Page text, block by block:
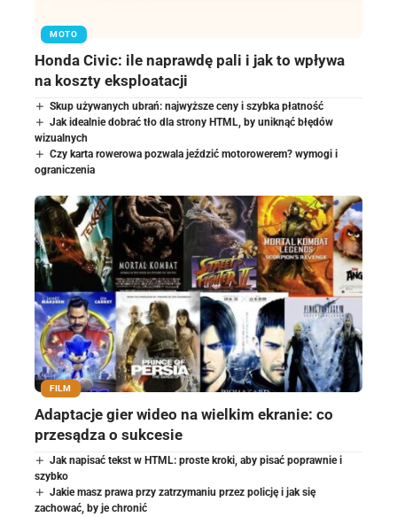
MOTO
Honda Civic: ile naprawdę pali i jak to wpływa
na koszty eksploatacji
Skup używanych ubrań: najwyższe ceny i szybka płatność
Jak idealnie dobrać tło dla strony HTML, by uniknąć błędów
wizualnych
Czy karta rowerowa pozwala jeździć motorowerem? wymogi i
ograniczenia
FILM
Adaptacje gier wideo na wielkim ekranie: co
przesądza o sukcesie
Jak napisać tekst w HTML: proste kroki, aby pisać poprawnie i
szybko
Jakie masz prawa przy zatrzymaniu przez policję i jak się
zachować, by je chronić